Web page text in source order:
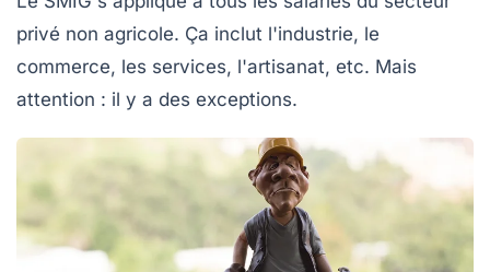
privé non agricole. Ça inclut l'industrie, le
commerce, les services, l'artisanat, etc. Mais
attention : il y a des exceptions.